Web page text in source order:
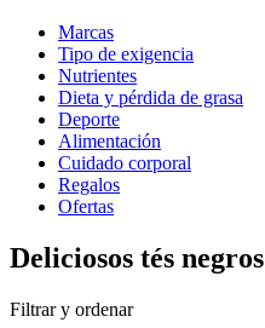
Marcas
Tipo de exigencia
Nutrientes
Dieta y pérdida de grasa
Deporte
Alimentación
Cuidado corporal
Regalos
Ofertas
Deliciosos tés negros
Filtrar y ordenar